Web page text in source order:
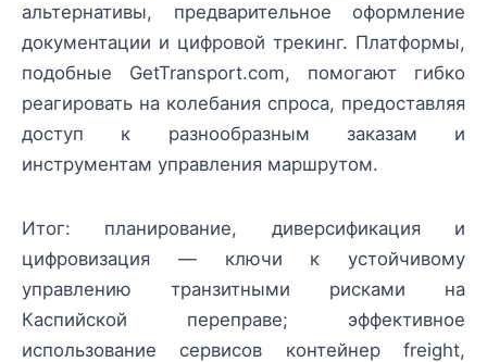
альтернативы, предварительное оформление
документации и цифровой трекинг. Платформы,
подобные GetTransport.com, помогают гибко
реагировать на колебания спроса, предоставляя
доступ к разнообразным заказам и
инструментам управления маршрутом.
Итог: планирование, диверсификация и
цифровизация — ключи к устойчивому
управлению транзитными рисками на
Каспийской переправе; эффективное
использование сервисов контейнер freight,